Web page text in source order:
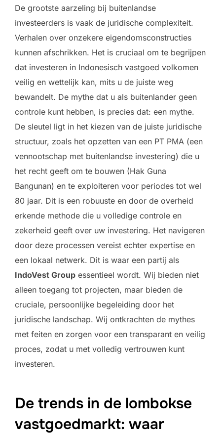
De grootste aarzeling bij buitenlandse
investeerders is vaak de juridische complexiteit.
Verhalen over onzekere eigendomsconstructies
kunnen afschrikken. Het is cruciaal om te begrijpen
dat investeren in Indonesisch vastgoed volkomen
veilig en wettelijk kan, mits u de juiste weg
bewandelt. De mythe dat u als buitenlander geen
controle kunt hebben, is precies dat: een mythe.
De sleutel ligt in het kiezen van de juiste juridische
structuur, zoals het opzetten van een PT PMA (een
vennootschap met buitenlandse investering) die u
het recht geeft om te bouwen (Hak Guna
Bangunan) en te exploiteren voor periodes tot wel
80 jaar. Dit is een robuuste en door de overheid
erkende methode die u volledige controle en
zekerheid geeft over uw investering. Het navigeren
door deze processen vereist echter expertise en
een lokaal netwerk. Dit is waar een partij als
IndoVest Group essentieel wordt. Wij bieden niet
alleen toegang tot projecten, maar bieden de
cruciale, persoonlijke begeleiding door het
juridische landschap. Wij ontkrachten de mythes
met feiten en zorgen voor een transparant en veilig
proces, zodat u met volledig vertrouwen kunt
investeren.
De trends in de lombokse
vastgoedmarkt: waar